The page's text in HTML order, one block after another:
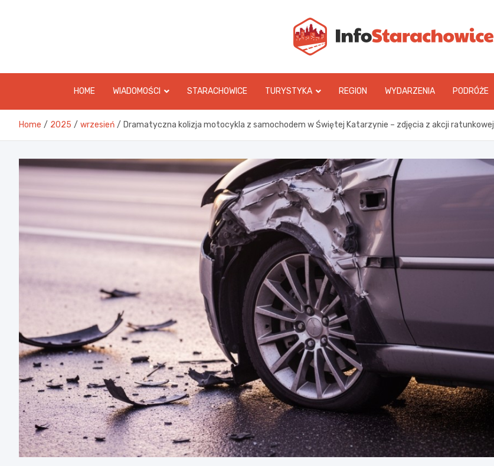
HOME WIADOMOŚCI STARACHOWICE TURYSTYKA REGION WYDARZENIA PODRÓŻE
Home 2025 wrzesień Dramatyczna kolizja motocykla z samochodem w Świętej Katarzynie – zdjęcia z akcji ratunkowej